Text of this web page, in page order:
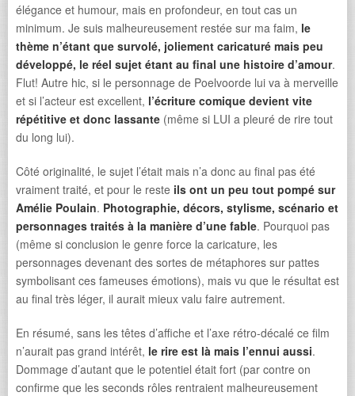
élégance et humour, mais en profondeur, en tout cas un
minimum. Je suis malheureusement restée sur ma faim, le
thème n’étant que survolé, joliement caricaturé mais peu
développé, le réel sujet étant au final une histoire d’amour.
Flut! Autre hic, si le personnage de Poelvoorde lui va à merveille
et si l’acteur est excellent, l’écriture comique devient vite
répétitive et donc lassante (même si LUI a pleuré de rire tout
du long lui).
Côté originalité, le sujet l’était mais n’a donc au final pas été
vraiment traité, et pour le reste ils ont un peu tout pompé sur
Amélie Poulain. Photographie, décors, stylisme, scénario et
personnages traités à la manière d’une fable. Pourquoi pas
(même si conclusion le genre force la caricature, les
personnages devenant des sortes de métaphores sur pattes
symbolisant ces fameuses émotions), mais vu que le résultat est
au final très léger, il aurait mieux valu faire autrement.
En résumé, sans les têtes d’affiche et l’axe rétro-décalé ce film
n’aurait pas grand intérêt, le rire est là mais l’ennui aussi.
Dommage d’autant que le potentiel était fort (par contre on
confirme que les seconds rôles rentraient malheureusement